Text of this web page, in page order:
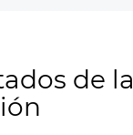
de la